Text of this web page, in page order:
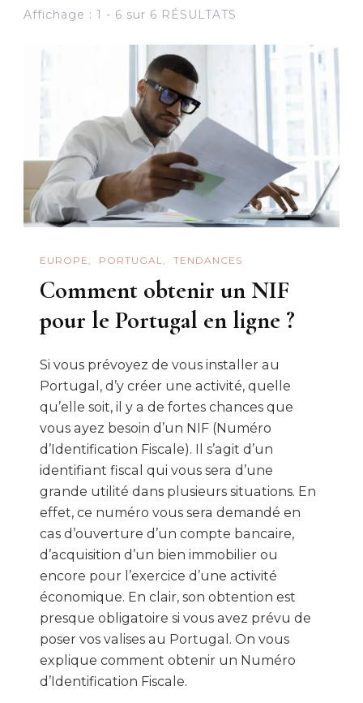
Affichage : 1 - 6 sur 6 RÉSULTATS
EUROPE PORTUGAL TENDANCES
Comment obtenir un NIF
pour le Portugal en ligne ?
Si vous prévoyez de vous installer au
Portugal, d’y créer une activité, quelle
qu’elle soit, il y a de fortes chances que
vous ayez besoin d’un NIF (Numéro
d’Identification Fiscale). Il s’agit d’un
identifiant fiscal qui vous sera d’une
grande utilité dans plusieurs situations. En
effet, ce numéro vous sera demandé en
cas d’ouverture d’un compte bancaire,
d’acquisition d’un bien immobilier ou
encore pour l’exercice d’une activité
économique. En clair, son obtention est
presque obligatoire si vous avez prévu de
poser vos valises au Portugal. On vous
explique comment obtenir un Numéro
d’Identification Fiscale.